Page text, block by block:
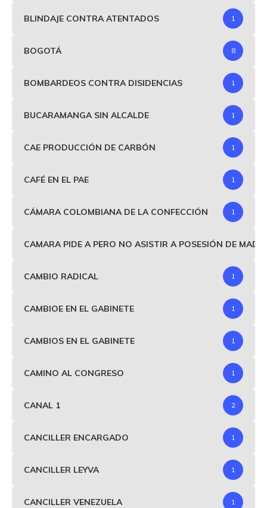
BLINDAJE CONTRA ATENTADOS 1
BOGOTÁ 8
BOMBARDEOS CONTRA DISIDENCIAS 1
BUCARAMANGA SIN ALCALDE 1
CAE PRODUCCIÓN DE CARBÓN 1
CAFÉ EN EL PAE 1
CÁMARA COLOMBIANA DE LA CONFECCIÓN 1
CAMARA PIDE A PERO NO ASISTIR A POSESIÓN DE
CAMBIO RADICAL 1
CAMBIOE EN EL GABINETE 1
CAMBIOS EN EL GABINETE 1
CAMINO AL CONGRESO 1
CANAL 1 2
CANCILLER ENCARGADO 1
CANCILLER LEYVA 1
CANCILLER VENEZUELA 1